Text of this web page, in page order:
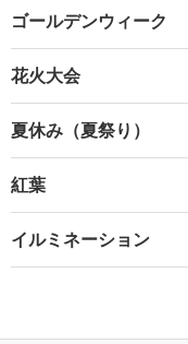
ゴールデンウィーク
花火大会
夏休み（夏祭り）
紅葉
イルミネーション